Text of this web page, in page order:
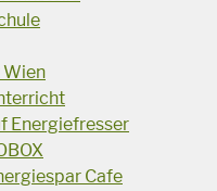
Wien
Energiefresser
Cafe